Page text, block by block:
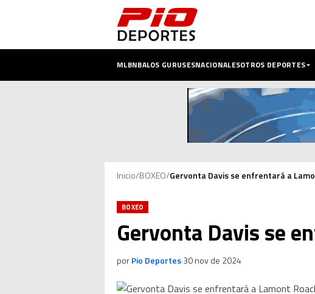
MLBNBALOS GURUSESNACIONALESOTROS DEPORTES
Inicio/BOXEO/Gervonta Davis se enfrentará a
BOXEO
Gervonta Davis se
porPio Deportes·30 nov de 2024